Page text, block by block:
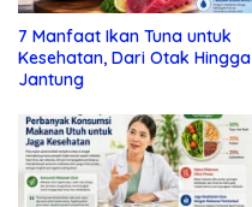
7 Manfaat Ikan Tuna untuk
Kesehatan, Dari Otak Hingga
Jantung